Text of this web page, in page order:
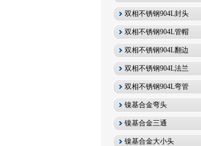
双相不锈钢904L封头
双相不锈钢904L管帽
双相不锈钢904L翻边
双相不锈钢904L法兰
双相不锈钢904L弯管
镍基合金弯头
镍基合金三通
镍基合金大小头